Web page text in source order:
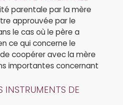
parentale par la mère
approuvée par le
le cas où le père a
ce qui concerne le
coopérer avec la mère
importantes concernant
INSTRUMENTS DE